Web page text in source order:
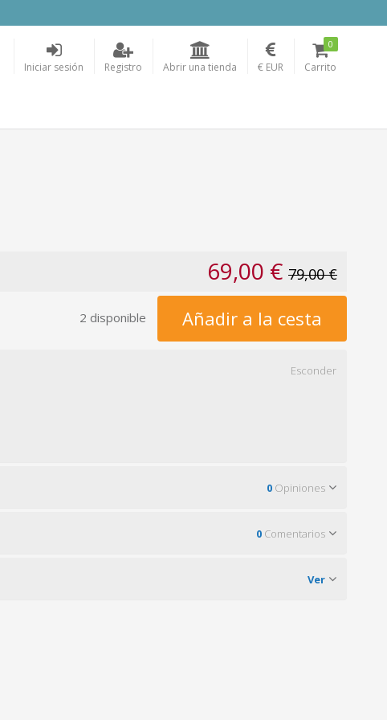
Iniciar sesión Registro Abrir una tienda € EUR Carrito
0
69,00 € 79,00 €
2 disponible Añadir a la cesta
Esconder
0 Opiniones
0 Comentarios
Ver